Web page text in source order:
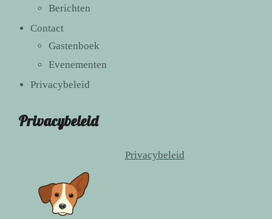
Berichten
Contact
Gastenboek
Evenementen
Privacybeleid
Privacybeleid
Privacybeleid